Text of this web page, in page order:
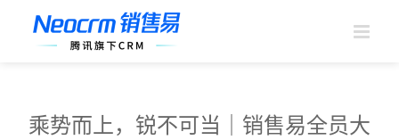
乘势而上，锐不可当｜销售易全员大